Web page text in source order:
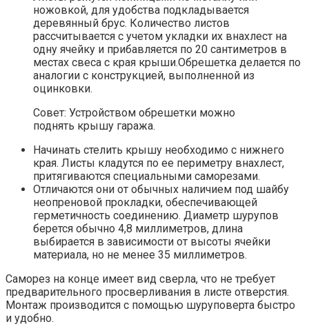
ножовкой, для удобства подкладывается
деревянный брус. Количество листов
рассчитывается с учетом укладки их внахлест на
одну ячейку и прибавляется по 20 сантиметров в
местах свеса с края крыши.Обрешетка делается по
аналогии с конструкцией, выполненной из
оцинковки.
Совет: Устройством обрешетки можно
поднять крышу гаража.
Начинать стелить крышу необходимо с нижнего
края. Листы кладутся по ее периметру внахлест,
притягиваются специальными саморезами.
Отличаются они от обычных наличием под шайбу
неопреновой прокладки, обеспечивающей
герметичность соединению. Диаметр шурупов
берется обычно 4,8 миллиметров, длина
выбирается в зависимости от высоты ячейки
материала, но не менее 35 миллиметров.
Саморез на конце имеет вид сверла, что не требует
предварительного просверливания в листе отверстия.
Монтаж производится с помощью шуруповерта быстро
и удобно.